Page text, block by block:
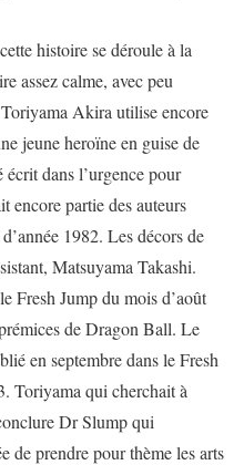
histoire se déroule à la
assez calme, avec peu
Akira utilise encore
jeune heroïne en guise de
dans l’urgence pour
encore partie des auteurs
1982. Les décors de
Matsuyama Takashi.
Fresh Jump du mois d’août
de Dragon Ball. Le
en septembre dans le Fresh
Toriyama qui cherchait à
Dr Slump qui
de prendre pour thème les arts